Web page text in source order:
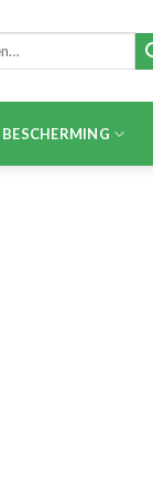
BESCHERMING